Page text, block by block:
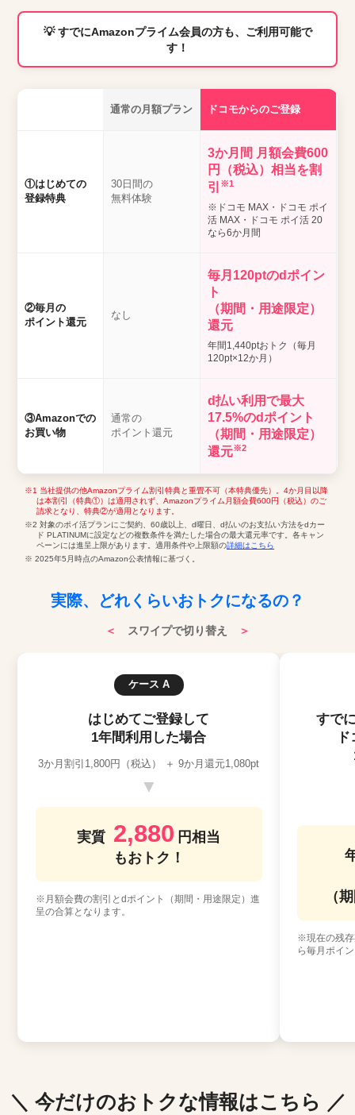
💡すでにAmazonプライム会員の方も、ご利用可能で
す！
通常の月額プラン ドコモからのご登録
①はじめての
登録特典
30日間の
無料体験
3か月間 月額会費600
円（税込）相当を割
引
※1
※ドコモ MAX・ドコモ ポイ
活 MAX・ドコモ ポイ活 20
なら6か月間
②毎月の
ポイント還元
なし
毎月120ptのdポイン
ト
（期間・用途限定）
還元
年間1,440ptおトク（毎月
120pt×12か月）
③Amazonでの
お買い物
通常の
ポイント還元
d払い利用で最大
17.5%のdポイント
（期間・用途限定）
還元※2
※1 当社提供の他Amazonプライム割引特典と重畳不可（本特典優先）。4か月目以降
は本割引（特典①）は適用されず、Amazonプライム月額会費600円（税込）のご
請求となり、特典②が適用となります。
※2 対象のポイ活プランにご契約、60歳以上、d曜日、d払いのお支払い方法をdカー
ド PLATINUMに設定などの複数条件を満たした場合の最大還元率です。各キャン
ペーンには進呈上限があります。適用条件や上限額の詳細はこちら
※ 2025年5月時点のAmazon公表情報に基づく。
実際、どれくらいおトクになるの？
＜ スワイプで切り替え ＞
ケース A
はじめてご登録して
1年間利用した場合
3か月割引1,800円（税込） ＋ 9か月還元1,080pt
▼
実質 2,880 円相当
もおトク！
※月額会費の割引とdポイント（期間・用途限定）進
呈の合算となります。
すで
（
※現在の残存
ら毎月ポイ
＼ 今だけのおトクな情報はこちら ／